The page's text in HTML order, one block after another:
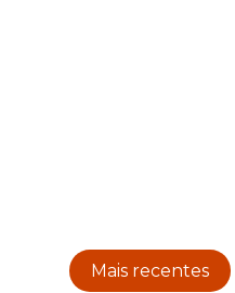
Mais recentes